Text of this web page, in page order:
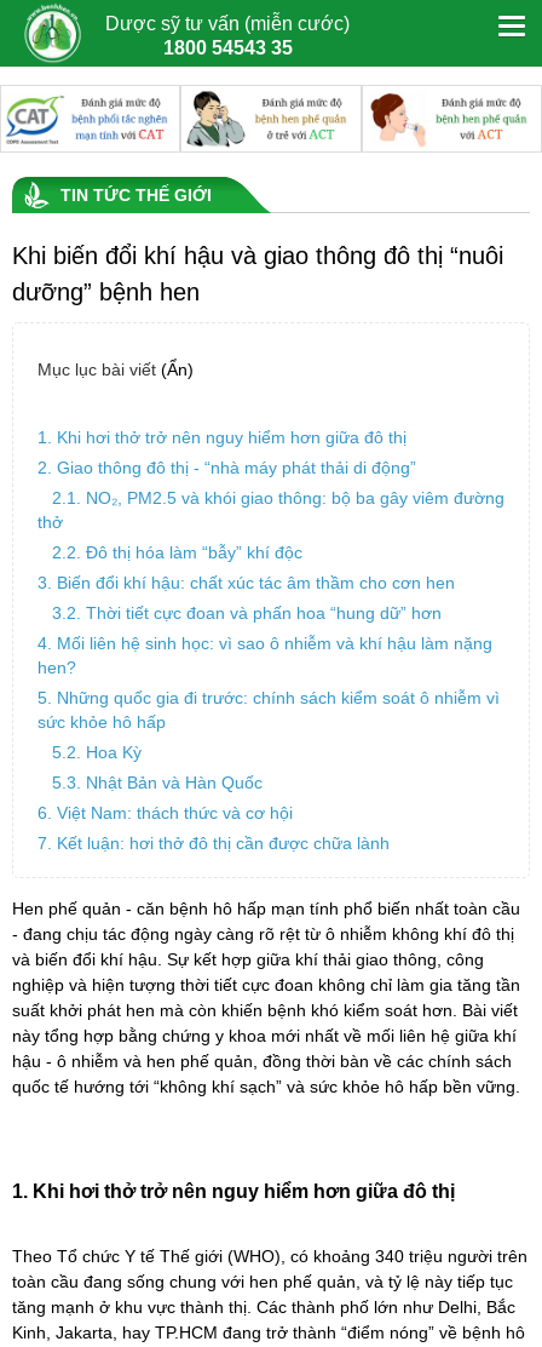
Dược sỹ tư vấn (miễn cước)
1800 54543 35
TIN TỨC THẾ GIỚI
Khi biến đổi khí hậu và giao thông đô thị “nuôi
dưỡng” bệnh hen
Mục lục bài viết (Ẩn)
1. Khi hơi thở trở nên nguy hiểm hơn giữa đô thị
2. Giao thông đô thị - “nhà máy phát thải di động”
2.1. NO₂, PM2.5 và khói giao thông: bộ ba gây viêm đường
thở
2.2. Đô thị hóa làm “bẫy” khí độc
3. Biến đổi khí hậu: chất xúc tác âm thầm cho cơn hen
3.2. Thời tiết cực đoan và phấn hoa “hung dữ” hơn
4. Mối liên hệ sinh học: vì sao ô nhiễm và khí hậu làm nặng
hen?
5. Những quốc gia đi trước: chính sách kiểm soát ô nhiễm vì
sức khỏe hô hấp
5.2. Hoa Kỳ
5.3. Nhật Bản và Hàn Quốc
6. Việt Nam: thách thức và cơ hội
7. Kết luận: hơi thở đô thị cần được chữa lành
Hen phế quản - căn bệnh hô hấp mạn tính phổ biến nhất toàn cầu
- đang chịu tác động ngày càng rõ rệt từ ô nhiễm không khí đô thị
và biến đổi khí hậu. Sự kết hợp giữa khí thải giao thông, công
nghiệp và hiện tượng thời tiết cực đoan không chỉ làm gia tăng tần
suất khởi phát hen mà còn khiến bệnh khó kiểm soát hơn. Bài viết
này tổng hợp bằng chứng y khoa mới nhất về mối liên hệ giữa khí
hậu - ô nhiễm và hen phế quản, đồng thời bàn về các chính sách
quốc tế hướng tới “không khí sạch” và sức khỏe hô hấp bền vững.
1. Khi hơi thở trở nên nguy hiểm hơn giữa đô thị
Theo Tổ chức Y tế Thế giới (WHO), có khoảng 340 triệu người trên
toàn cầu đang sống chung với hen phế quản, và tỷ lệ này tiếp tục
tăng mạnh ở khu vực thành thị. Các thành phố lớn như Delhi, Bắc
Kinh, Jakarta, hay TP.HCM đang trở thành “điểm nóng” về bệnh hô